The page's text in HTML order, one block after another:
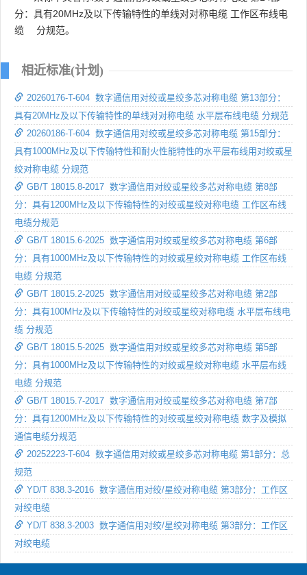
分：具有20MHz及以下传输特性的单线对对称电缆 工作区布线电
缆 分规范。
相近标准(计划)
20260176-T-604 数字通信用对绞或星绞多芯对称电缆 第13部分：
具有20MHz及以下传输特性的单线对对称电缆 水平层布线电缆 分规范
20260186-T-604 数字通信用对绞或星绞多芯对称电缆 第15部分：
具有1000MHz及以下传输特性和耐火性能特性的水平层布线用对绞或星
绞对称电缆 分规范
GB/T 18015.8-2017 数字通信用对绞或星绞多芯对称电缆 第8部
分：具有1200MHz及以下传输特性的对绞或星绞对称电缆 工作区布线
电缆分规范
GB/T 18015.6-2025 数字通信用对绞或星绞多芯对称电缆 第6部
分：具有1000MHz及以下传输特性的对绞或星绞对称电缆 工作区布线
电缆 分规范
GB/T 18015.2-2025 数字通信用对绞或星绞多芯对称电缆 第2部
分：具有100MHz及以下传输特性的对绞或星绞对称电缆 水平层布线电
缆 分规范
GB/T 18015.5-2025 数字通信用对绞或星绞多芯对称电缆 第5部
分：具有1000MHz及以下传输特性的对绞或星绞对称电缆 水平层布线
电缆 分规范
GB/T 18015.7-2017 数字通信用对绞或星绞多芯对称电缆 第7部
分：具有1200MHz及以下传输特性的对绞或星绞对称电缆 数字及模拟
通信电缆分规范
20252223-T-604 数字通信用对绞或星绞多芯对称电缆 第1部分：总
规范
YD/T 838.3-2016 数字通信用对绞/星绞对称电缆 第3部分：工作区
对绞电缆
YD/T 838.3-2003 数字通信用对绞/星绞对称电缆 第3部分：工作区
对绞电缆